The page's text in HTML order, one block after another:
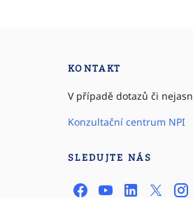
KONTAKT
V případě dotazů či
Konzultační centrum NPI
SLEDUJTE NÁS